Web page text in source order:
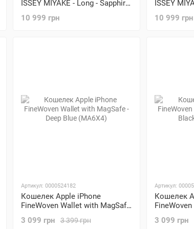
ISSEY MIYAKE - Long - Sapphire
10 999 грн
ISSEY
10 999 грн
Артикул: 0000524182
Кошелек Apple iPhone
FineWoven Wallet with MagSafe
3 399 грн
3 099 грн
Артикул:
Кошелек
3 099 грн